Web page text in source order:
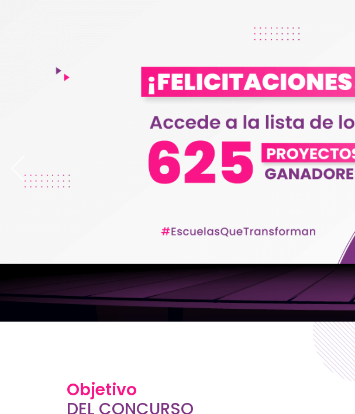
Objetivo
DEL CONCURSO